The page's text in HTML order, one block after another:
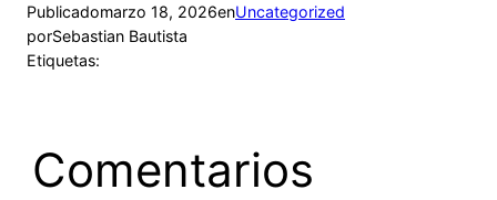
Publicadomarzo 18, 2026enUncategorized
porSebastian Bautista
Etiquetas:
Comentarios